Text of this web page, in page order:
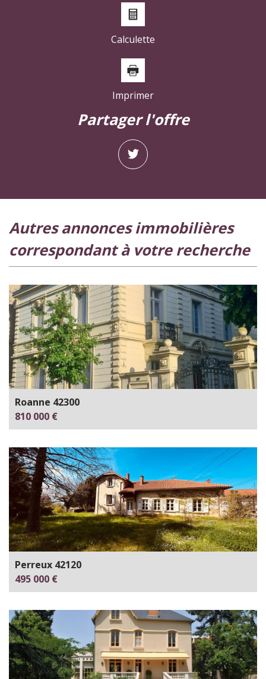
Calculette
Imprimer
partager l'offre
autres annonces immobilières
correspondant à votre recherche
Roanne 42300
810 000 €
Perreux 42120
495 000 €